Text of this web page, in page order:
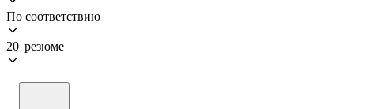
По соответствию
20 резюме